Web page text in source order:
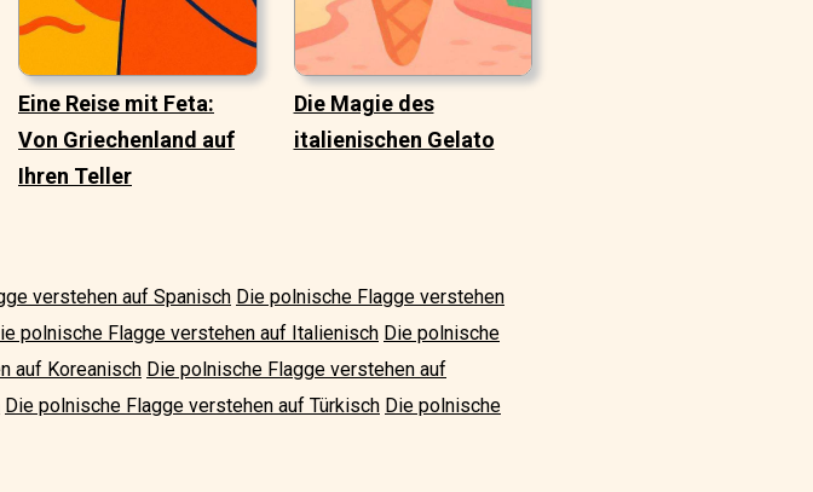
Eine Reise mit Feta:
Von Griechenland auf
Ihren Teller
Die Magie des
italienischen Gelato
verstehen auf Spanisch Die polnische Flagge verstehen
polnische Flagge verstehen auf Italienisch Die polnische
auf Koreanisch Die polnische Flagge verstehen auf
Die polnische Flagge verstehen auf Türkisch Die polnische